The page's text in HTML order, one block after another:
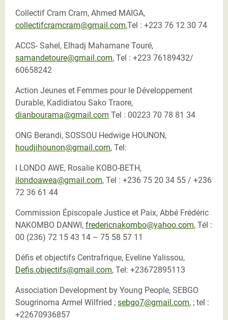
Collectif Cram Cram, Ahmed MAIGA,
collectifcramcram@gmail.com,Tel : +223 76 12 30 74
ACCS- Sahel, Elhadj Mahamane Touré,
samandetoure@gmail.com, Tel : +223 76189432/
60658242
Action Jeunes et Femmes pour le Développement
Durable, Kadidiatou Sako Traore,
dianbourama@gmail.com Tel : 00223 70 78 81 34
ONG Berandi, SOSSOU Hedwige HOUNON,
houdjihounon@gmail.com, Tel:
I LONDO AWE, Rosalie KOBO-BETH,
ilondoawea@gmail.com, Tel : +236 75 20 34 55 / +236
72 36 61 44
Commission Épiscopale Justice et Paix, Abbé Frédéric
NAKOMBO DANWI, fredericnakombo@yahoo.com, Tél :
00 (236) 72 15 43 14 – 75 58 57 11
Défis et objectifs Centrafrique, Eveline Yalissou,
Defis.objectifs@gmail.com, Tel: +23672895113
Association Development by Young People, SEBGO
Sougrinoma Armel Wilfried ; sebgo7@gmail.com, ; tel :
+22670936857